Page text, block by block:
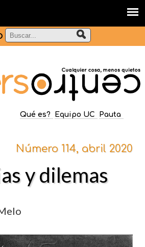
Qué es? Equipo UC Pauta
Número 114, abril 2020
y dilemas